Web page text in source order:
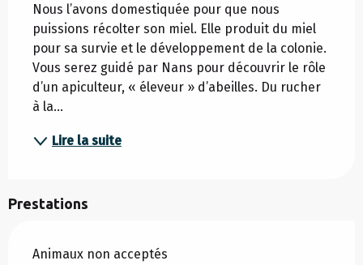
Nous l’avons domestiquée pour que nous
puissions récolter son miel. Elle produit du miel
pour sa survie et le développement de la colonie.
Vous serez guidé par Nans pour découvrir le rôle
d’un apiculteur, « éleveur » d’abeilles. Du rucher
à la...
Lire la suite
Prestations
Animaux non acceptés